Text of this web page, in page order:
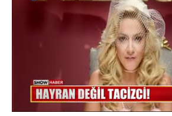
Sesi
Aç
Yüklendi:
68.67%